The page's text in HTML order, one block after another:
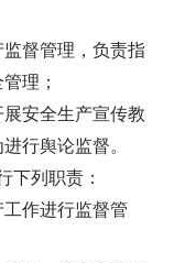
监督管理，负责指
理；
展安全生产宣传教
行舆论监督。
下列职责：
工作进行监督管